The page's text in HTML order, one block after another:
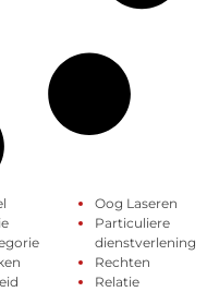
Oog Laseren
Particuliere
dienstverlening
Rechten
Relatie